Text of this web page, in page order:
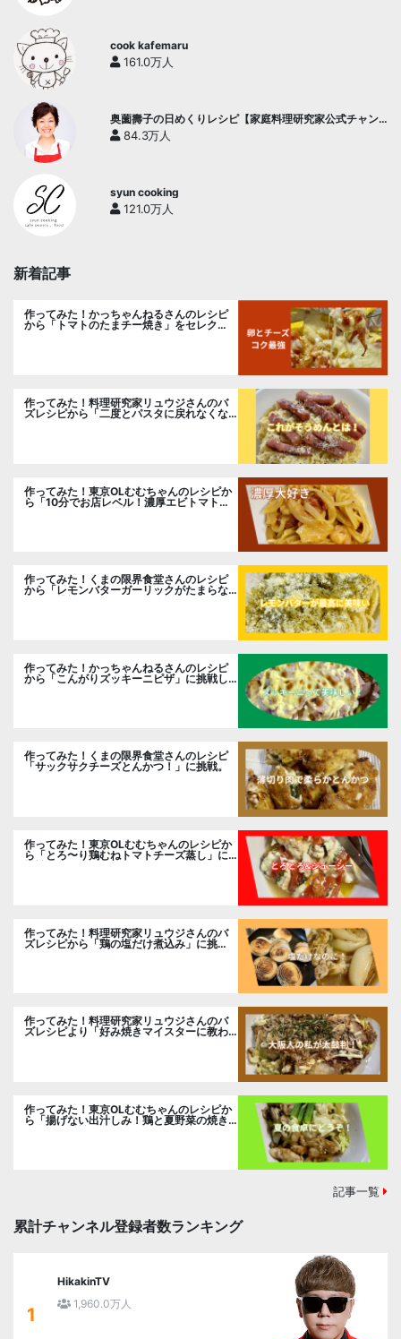
cook kafemaru
161.0万人
奥薗壽子の日めくりレシピ【家庭料理研究家公式チャン
ネル】
84.3万人
syun cooking
121.0万人
新着記事
作ってみた！かっちゃんねるさんのレシピ
から「トマトのたまチー焼き」をセレク
作ってみた！料理研究家リュウジさんのバ
ズレシピから「二度とパスタに戻れなくな
作ってみた！東京OLむむちゃんのレシピか
ら「10分でお店レベル！濃厚エビトマトク
リームパスタ」に挑戦
作ってみた！くまの限界食堂さんのレシピ
から「レモンバターガーリックがたまらな
作ってみた！かっちゃんねるさんのレシピ
から「こんがりズッキーニピザ」に挑戦し
作ってみた！くまの限界食堂さんのレシピ
「サックサクチーズとんかつ！」に挑戦。
作ってみた！東京OLむむちゃんのレシピか
ら「とろ〜り鶏むねトマトチーズ蒸し」に
作ってみた！料理研究家リュウジさんのバ
ズレシピから「鶏の塩だけ煮込み」に挑
戦。
作ってみた！料理研究家リュウジさんのバ
ズレシピより「好み焼きマイスターに教わ
作ってみた！東京OLむむちゃんのレシピか
ら「揚げない出汁しみ！鶏と夏野菜の焼き
記事一覧
累計チャンネル登録者数ランキング
1
HikakinTV
1,960.0万人